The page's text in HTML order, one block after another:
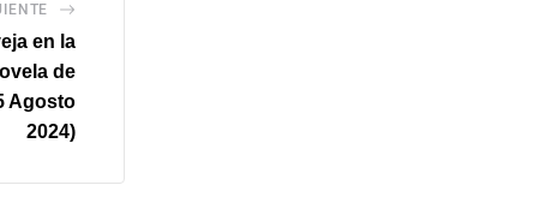
en la
de
Agosto
2024)